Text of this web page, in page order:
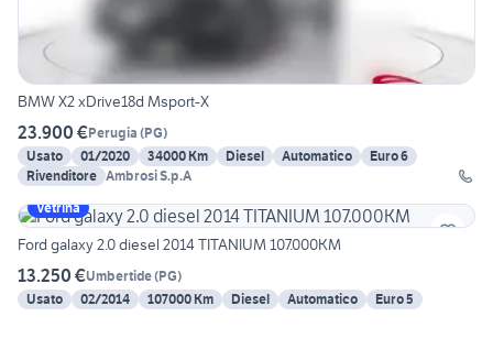
BMW X2 xDrive18d Msport-X
23.900 €Perugia (PG)
Usato
01/2020 34000 Km Diesel Automatico
Euro 6
Rivenditore Ambrosi S.p.A
Vetrina
Ford galaxy 2.0 diesel 2014 TITANIUM 107.000KM
13.250 €Umbertide(PG)
Usato
02/2014 107000 Km Diesel Automatico Euro 5